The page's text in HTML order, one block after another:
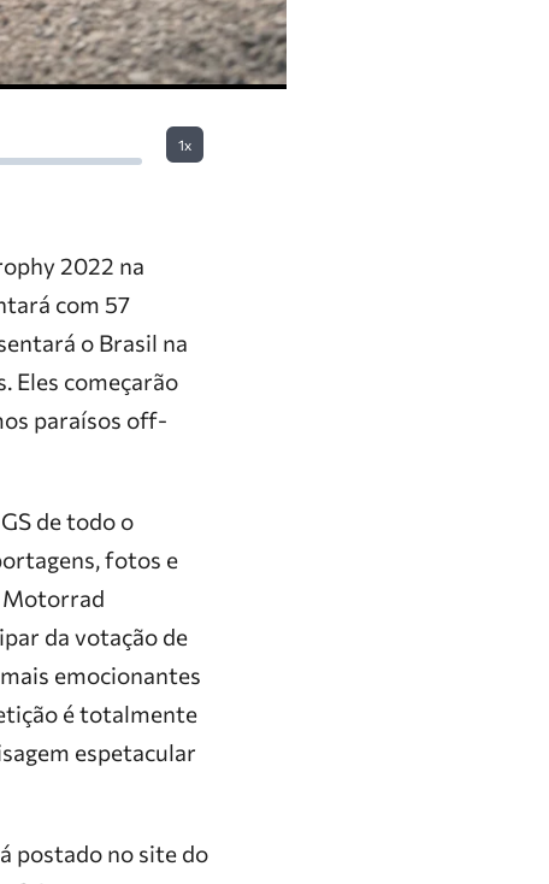
1x
2022 na
com 57
o Brasil na
Eles começarão
paraísos off-
de todo o
fotos e
Motorrad
da votação de
emocionantes
é totalmente
espetacular
postado no site do